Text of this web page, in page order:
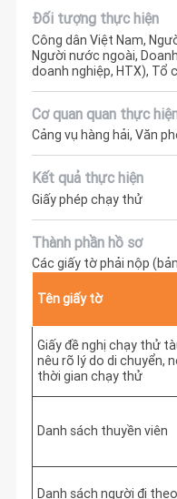
Đối tượng thực hiện
Công dân Việt Nam,
Người nước ngoài,
doanh nghiệp, HTX), Tổ
Cơ quan quan thực
Cảng vụ hàng hải, Văn
Kết quả thực hiện
Giấy phép chạy thử
Thành phần hồ sơ
Các giấy tờ phải nộp
Tên giấy tờ
Giấy đề nghị chạy thử
nêu rõ lý do di chuyển,
thời gian chạy thử
Danh sách thuyền viên
Danh sách người đi